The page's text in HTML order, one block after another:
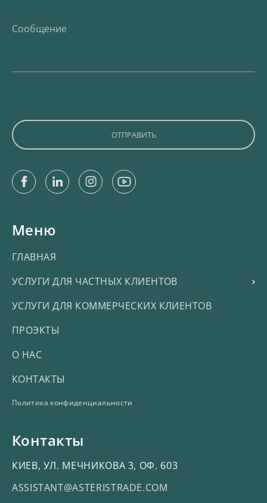
FacebookLinkedinInstagramYoutube
Меню
ГЛАВНАЯ
УСЛУГИ ДЛЯ ЧАСТНЫХ КЛИЕНТОВ
УСЛУГИ ДЛЯ КОММЕРЧЕСКИХ КЛИЕНТОВ
ПРОЭКТЫ
О НАС
КОНТАКТЫ
Политика конфиденциальности
Контакты
КИЕВ, УЛ. МЕЧНИКОВА 3, ОФ. 603
ASSISTANT@ASTERISTRADE.COM